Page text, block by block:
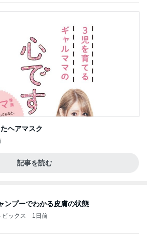
ヘアマスク
記事を読む
ンプーでわかる皮膚の状態
ックス 1日前